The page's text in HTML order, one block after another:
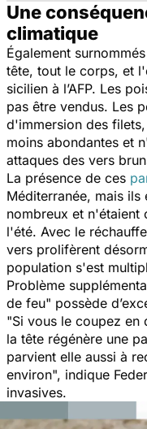
Une
climatique
Également
tête, tout le corps, et
sicilien à l’AFP. Les
pas être vendus. Les
d'immersion des
moins abondantes et
attaques des vers
La présence de ces
Méditerranée, mais
nombreux et n'étaient
l'été. Avec le
vers prolifèrent
population s'est
Problème
de feu" possède
"Si vous le coupez en
la tête régénère une
parvient elle aussi à
environ", indique
invasives.